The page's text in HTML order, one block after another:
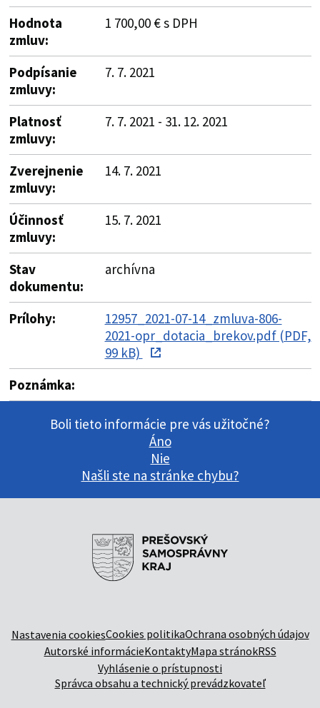
Hodnota
zmluv:
1 700,00 € s DPH
Podpísanie
zmluvy:
7. 7. 2021
Platnosť
zmluvy:
7. 7. 2021 - 31. 12. 2021
Zverejnenie
zmluvy:
14. 7. 2021
Účinnosť
zmluvy:
15. 7. 2021
Stav
dokumentu:
archívna
Prílohy:
12957_2021-07-14_zmluva-806-
2021-opr_dotacia_brekov.pdf (PDF,
99 kB)
Poznámka:
Boli tieto informácie pre vás užitočné?
Áno
Nie
Našli ste na stránke chybu?
Nastavenia cookiesCookies politikaOchrana osobných údajov
Autorské informácieKontaktyMapa stránokRSS
Vyhlásenie o prístupnosti
Správca obsahu a technický prevádzkovateľ